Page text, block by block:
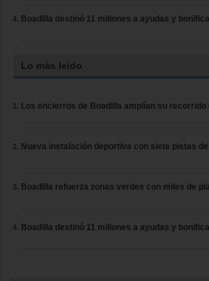
Boadilla destinó 11 millones a ayudas y
Lo más leído
Los encierros de Boadilla amplían su
Nueva instalación deportiva con siete pistas de
Boadilla refuerza zonas verdes con miles de
Boadilla destinó 11 millones a ayudas y